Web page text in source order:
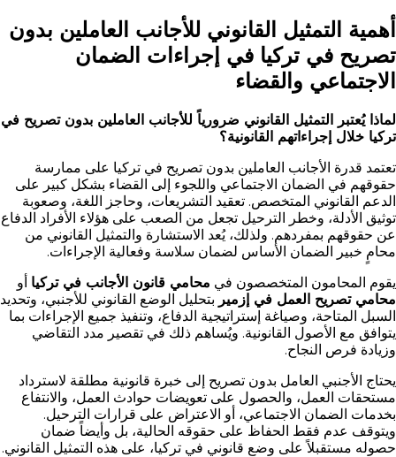
أهمية التمثيل القانوني للأجانب العاملين بدون
تصريح في تركيا في إجراءات الضمان
الاجتماعي والقضاء
لماذا يُعتبر التمثيل القانوني ضرورياً للأجانب العاملين بدون تصريح في
تركيا خلال إجراءاتهم القانونية؟
تعتمد قدرة الأجانب العاملين بدون تصريح في تركيا على ممارسة
حقوقهم في الضمان الاجتماعي واللجوء إلى القضاء بشكل كبير على
الدعم القانوني المتخصص. تعقيد التشريعات، وحاجز اللغة، وصعوبة
توثيق الأدلة، وخطر الترحيل تجعل من الصعب على هؤلاء الأفراد الدفاع
عن حقوقهم بمفردهم. ولذلك، يُعد الاستشارة والتمثيل القانوني من
محامٍ خبير الضمان الأساس لضمان سلاسة وفعالية الإجراءات.
يقوم المحامون المتخصصون في محامي قانون الأجانب في تركيا أو
محامي تصريح العمل في إزمير بتحليل الوضع القانوني للأجنبي، وتحديد
السبل المتاحة، وصياغة إستراتيجية الدفاع، وتنفيذ جميع الإجراءات بما
يتوافق مع الأصول القانونية. ويُساهم ذلك في تقصير مدد التقاضي
وزيادة فرص النجاح.
يحتاج الأجنبي العامل بدون تصريح إلى خبرة قانونية مطلقة لاسترداد
مستحقات العمل، والحصول على تعويضات حوادث العمل، والانتفاع
بخدمات الضمان الاجتماعي، أو الاعتراض على قرارات الترحيل.
ويتوقف عدم فقط الحفاظ على حقوقه الحالية، بل وأيضاً ضمان
حصوله مستقبلاً على وضع قانوني في تركيا، على هذه التمثيل القانوني.